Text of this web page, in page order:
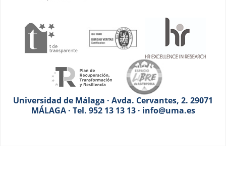
Universidad de Málaga · Avda. Cervantes, 2. 29071
MÁLAGA · Tel. 952 13 13 13 · info@uma.es